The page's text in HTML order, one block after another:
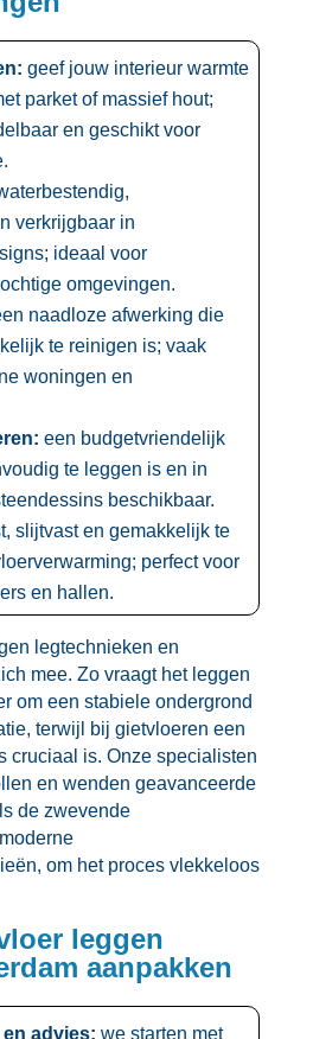
geef jouw interieur warmte
parket of massief hout;
en geschikt voor
verkrijgbaar in
ideaal voor
omgevingen.​
naadloze afwerking die
te reinigen is; vaak
woningen en
een budgetvriendelijk
te leggen is en in
beschikbaar.​
slijtvast en gemakkelijk te
perfect voor
en hallen.​
legtechnieken en
mee.​ Zo vraagt het leggen
om een stabiele ondergrond
terwijl bij gietvloeren een
cruciaal is.​ Onze specialisten
en wenden geavanceerde
de zwevende
om het proces vlekkeloos
leggen
aanpakken
en advies: we starten met